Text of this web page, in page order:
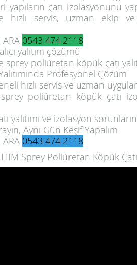
yapıların çatı izolasyonunu
hızlı servis, uzman ekip
0543 474 2118
yalıtım çözümü
sprey poliüretan köpük çatı
Profesyonel Çözüm
hızlı servis ve uzman
poliüretan köpük çatı
yalıtımı ve izolasyon
Aynı Gün Keşif Yapalım
0543 474 2118
Sprey Poliüretan Köpük